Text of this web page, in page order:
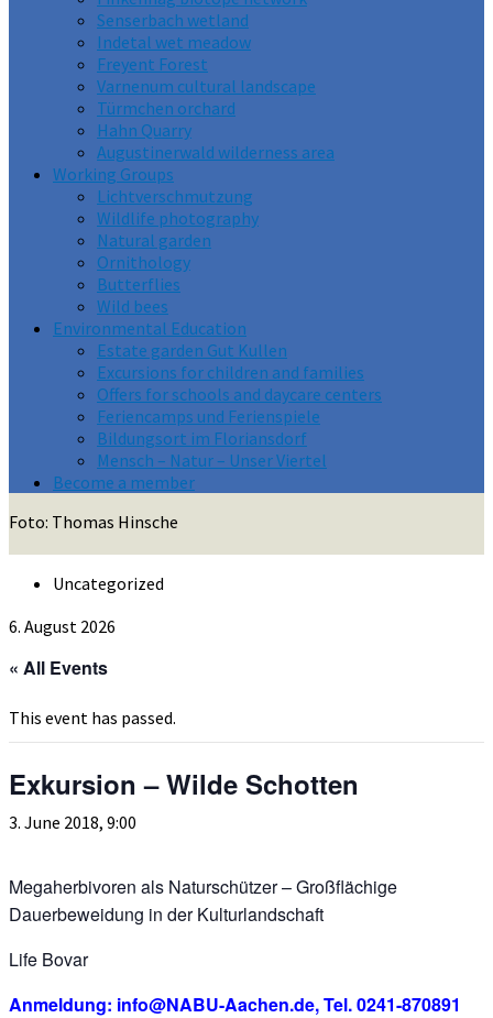
Senserbach wetland
Indetal wet meadow
Freyent Forest
Varnenum cultural landscape
Türmchen orchard
Hahn Quarry
Augustinerwald wilderness area
Working Groups
Lichtverschmutzung
Wildlife photography
Natural garden
Ornithology
Butterflies
Wild bees
Environmental Education
Estate garden Gut Kullen
Excursions for children and families
Offers for schools and daycare centers
Feriencamps und Ferienspiele
Bildungsort im Floriansdorf
Mensch – Natur – Unser Viertel
Become a member
Foto: Thomas Hinsche
Uncategorized
6. August 2026
« All Events
This event has passed.
Exkursion – Wilde Schotten
3. June 2018, 9:00
Megaherbivoren als Naturschützer – Großflächige
Dauerbeweidung in der Kulturlandschaft
Life Bovar
Anmeldung: info@NABU-Aachen.de, Tel. 0241-870891